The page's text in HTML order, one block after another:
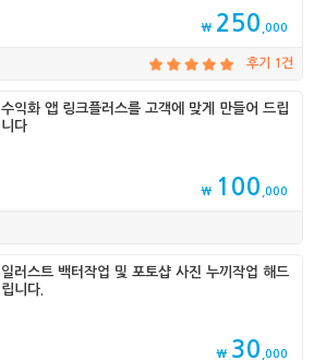
₩ 250 ,000
후기 1건
수익화 앱 링크플러스를 고객에 맞게 만들어 드립
니다
₩ 100 ,000
일러스트 백터작업 및 포토샵 사진 누끼작업 해드
립니다.
₩ 30 ,000